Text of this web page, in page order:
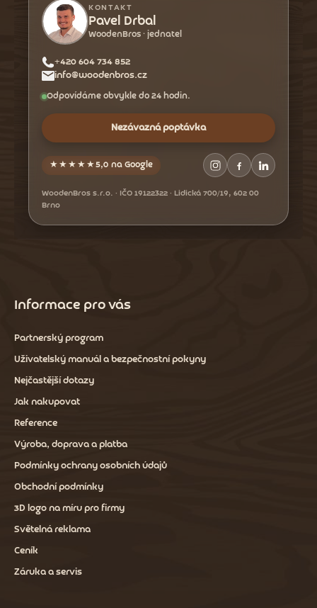
Informace pro vás
Partnerský program
Uživatelský manuál a bezpečnostní pokyny
Nejčastější dotazy
Jak nakupovat
Reference
Výroba, doprava a platba
Podmínky ochrany osobních údajů
Obchodní podmínky
3D logo na míru pro firmy
Světelná reklama
Ceník
Záruka a servis
KONTAKT
Pavel Drbal
WoodenBros · jednatel
+420 604 734 852
info@woodenbros.cz
Odpovídáme obvykle do 24 hodin.
Nezávazná poptávka
★★★★★5,0 na Google
WoodenBros s.r.o. · IČO 19122322 · Lidická 700/19, 602 00
Brno